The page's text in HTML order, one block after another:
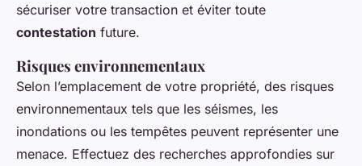
sécuriser votre transaction et éviter toute
contestation future.
Risques environnementaux
Selon l’emplacement de votre propriété, des risques
environnementaux tels que les séismes, les
inondations ou les tempêtes peuvent représenter une
menace. Effectuez des recherches approfondies sur